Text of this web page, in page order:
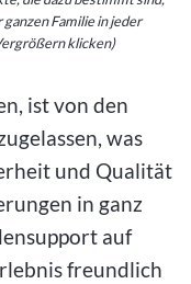
Familie in jeder
klicken)
ist von den
was
und Qualität
in ganz
auf
freundlich